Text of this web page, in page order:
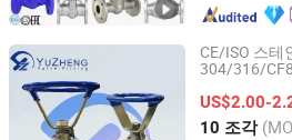
CE/ISO 스테
304/316/
로팅 파이프
위트
US$2.00-
10 조각
Zhejiang Yuzheng Valve
Zhejiang, China 이후